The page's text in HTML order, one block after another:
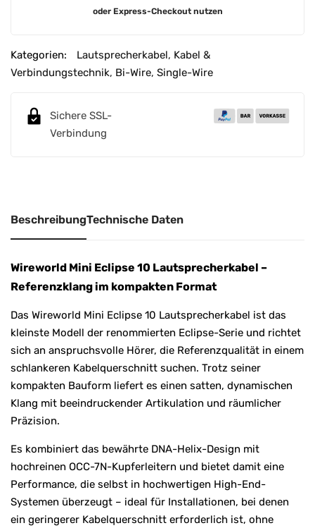
e
r
oder Express-Checkout nutzen
Kategorien: Lautsprecherkabel, Kabel &
Verbindungstechnik, Bi-Wire, Single-Wire
Sichere SSL-
Verbindung
BeschreibungTechnische Daten
Wireworld Mini Eclipse 10 Lautsprecherkabel –
Referenzklang im kompakten Format
Das Wireworld Mini Eclipse 10 Lautsprecherkabel ist das
kleinste Modell der renommierten Eclipse-Serie und richtet
sich an anspruchsvolle Hörer, die Referenzqualität in einem
schlankeren Kabelquerschnitt suchen. Trotz seiner
kompakten Bauform liefert es einen satten, dynamischen
Klang mit beeindruckender Artikulation und räumlicher
Präzision.
Es kombiniert das bewährte DNA-Helix-Design mit
hochreinen OCC-7N-Kupferleitern und bietet damit eine
Performance, die selbst in hochwertigen High-End-
Systemen überzeugt – ideal für Installationen, bei denen
ein geringerer Kabelquerschnitt erforderlich ist, ohne